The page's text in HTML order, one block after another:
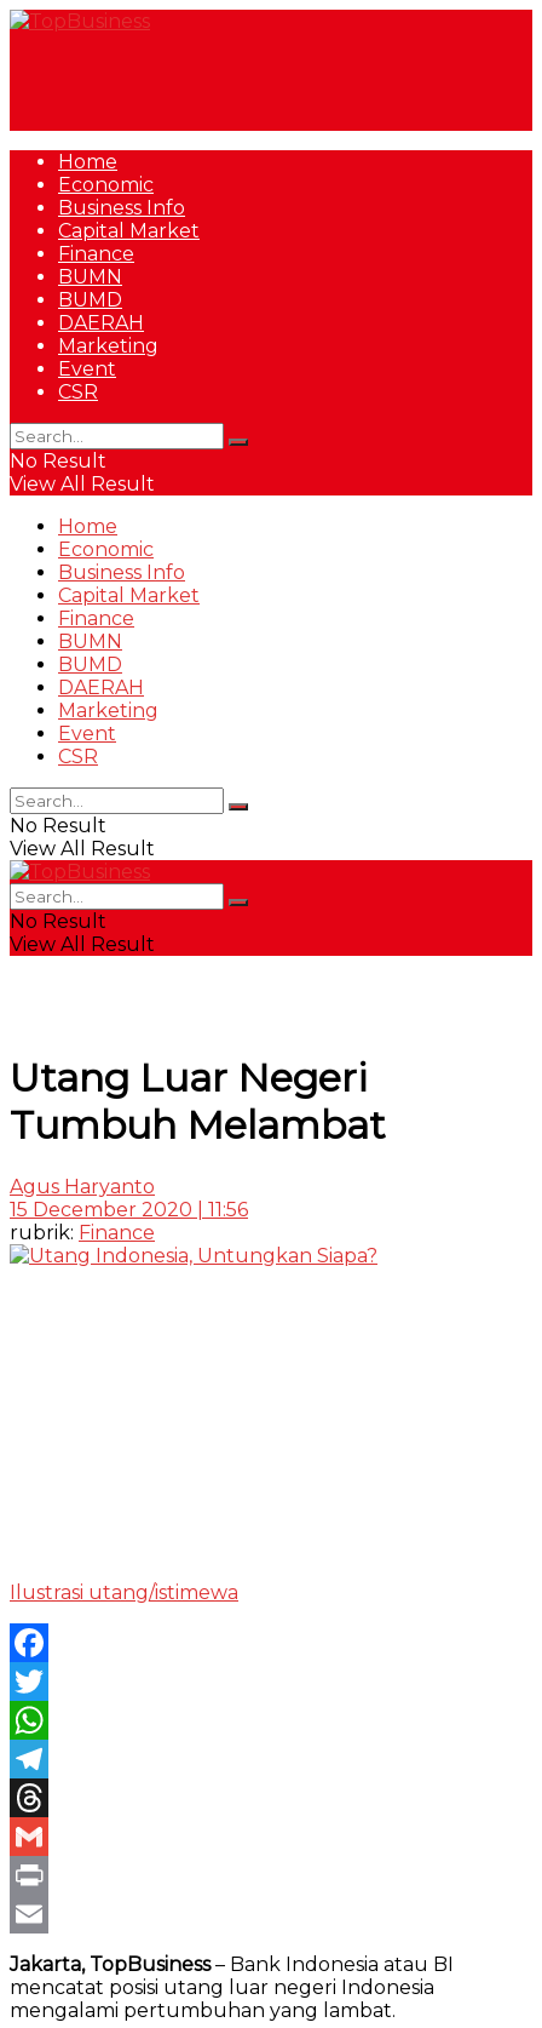
Home
Economic
Business Info
Capital Market
Finance
BUMN
BUMD
DAERAH
Marketing
Event
CSR
No Result
View All Result
Home
Economic
Business Info
Capital Market
Finance
BUMN
BUMD
DAERAH
Marketing
Event
CSR
No Result
View All Result
No Result
View All Result
Utang Luar Negeri
Tumbuh Melambat
Agus Haryanto
15 December 2020 | 11:56
rubrik: Finance
Ilustrasi utang/istimewa
Facebook
Twitter
WhatsApp
Telegram
Threads
Gmail
Print
Email
Jakarta, TopBusiness– Bank Indonesia atau BI
mencatat posisi utang luar negeri Indonesia
mengalami pertumbuhan yang lambat.